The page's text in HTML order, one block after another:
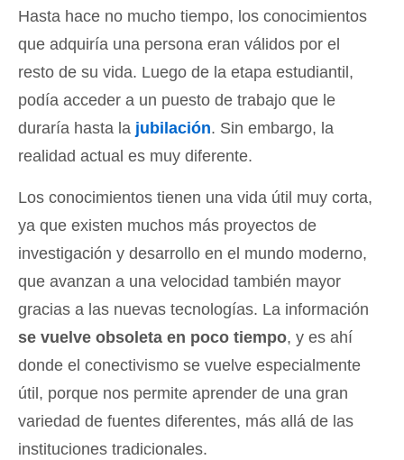
Hasta hace no mucho tiempo, los conocimientos
que adquiría una persona eran válidos por el
resto de su vida. Luego de la etapa estudiantil,
podía acceder a un puesto de trabajo que le
duraría hasta la jubilación. Sin embargo, la
realidad actual es muy diferente.
Los conocimientos tienen una vida útil muy corta,
ya que existen muchos más proyectos de
investigación y desarrollo en el mundo moderno,
que avanzan a una velocidad también mayor
gracias a las nuevas tecnologías. La información
se vuelve obsoleta en poco tiempo, y es ahí
donde el conectivismo se vuelve especialmente
útil, porque nos permite aprender de una gran
variedad de fuentes diferentes, más allá de las
instituciones tradicionales.